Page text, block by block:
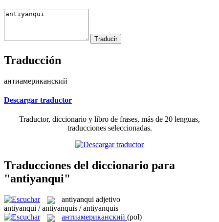
Traducción
антиамериканский
Descargar traductor
Traductor, diccionario y libro de frases, más de 20 lenguas,
traducciones seleccionadas.
Traducciones del diccionario para
"antiyanqui"
antiyanqui adjetivo
antiyanqui / antiyanquis / antiyanquis
антиамериканский (pol)